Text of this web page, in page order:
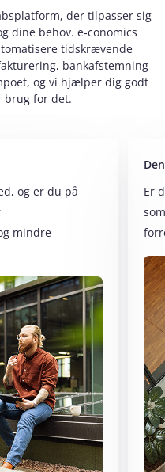
der tilpasser sig
dine behov. e‑conomics
tidskrævende
bankafstemning
og vi hjælper dig godt
brug for det.
og er du på
mindre
Er